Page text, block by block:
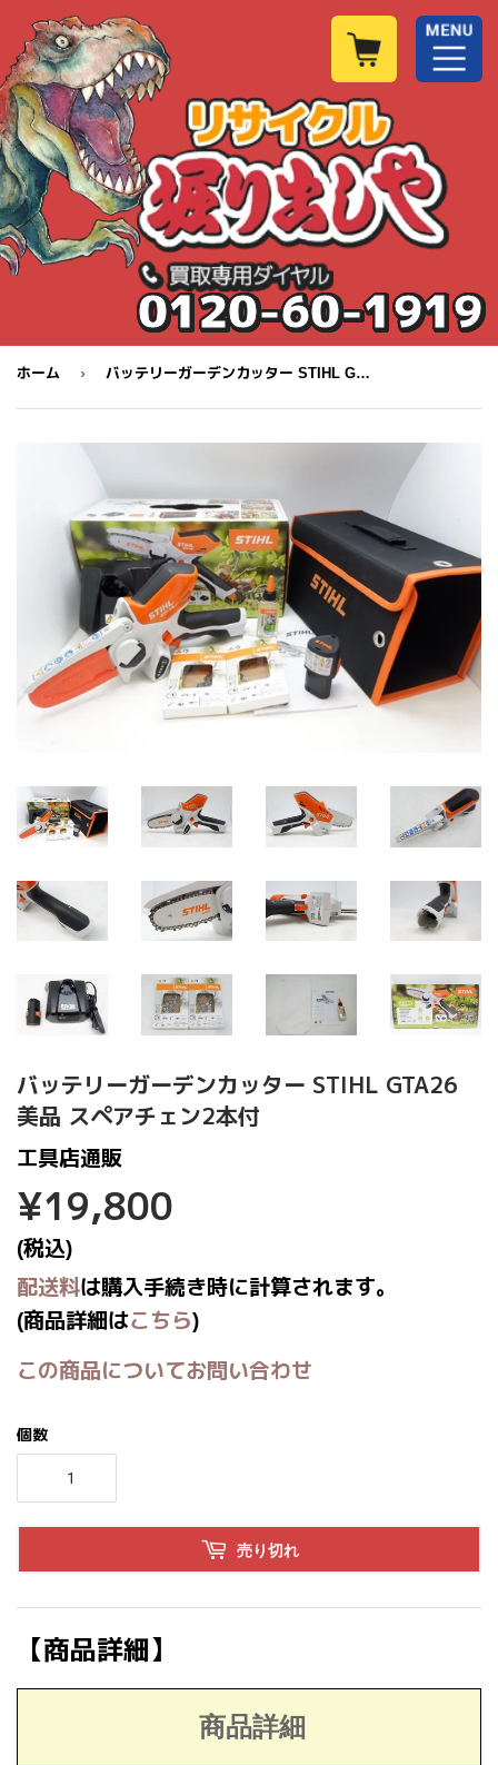
0120-60-1919
ホーム › バッテリーガーデンカッター STIHL GTA26 美品 スペアチェン2本付
バッテリーガーデンカッター STIHL GTA26
美品 スペアチェン2本付
工具店通販
¥19,800
(税込)
配送料は購入手続き時に計算されます。
(商品詳細はこちら)
この商品についてお問い合わせ
個数
売り切れ
【商品詳細】
商品詳細